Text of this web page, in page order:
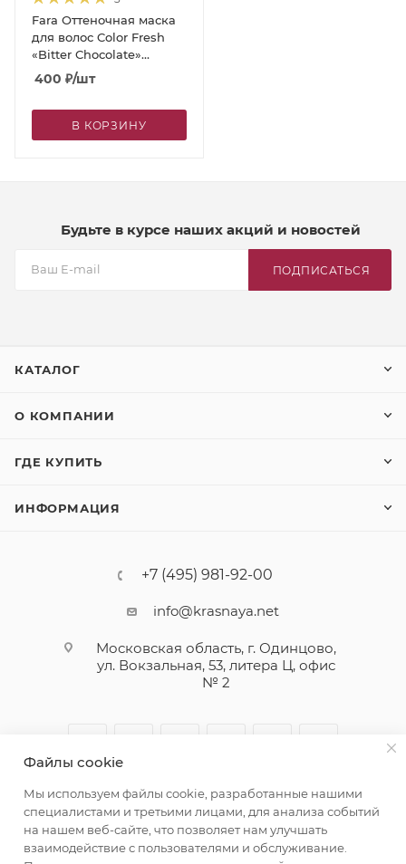
Fara Оттеночная маска
для волос Color Fresh
«Bitter Chocolate»
(Шоколад)
400 ₽/шт
В КОРЗИНУ
Будьте в курсе наших акций и новостей
ПОДПИСАТЬСЯ
КАТАЛОГ
О КОМПАНИИ
ГДЕ КУПИТЬ
ИНФОРМАЦИЯ
+7 (495) 981-92-00
info@krasnaya.net
Московская область, г. Одинцово,
ул. Вокзальная, 53, литера Ц, офис
№ 2
© 2026 Русская Косметика. Все права защищены
Файлы cookie
Мы используем файлы cookie, разработанные нашими
специалистами и третьими лицами, для анализа событий
на нашем веб-сайте, что позволяет нам улучшать
взаимодействие с пользователями и обслуживание.